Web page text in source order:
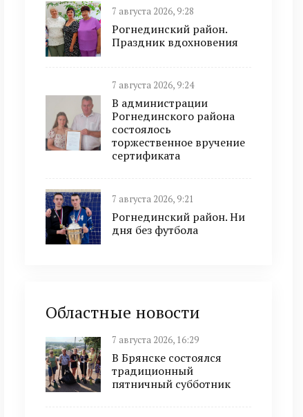
7 августа 2026, 9:28
Рогнединский район.
Праздник вдохновения
7 августа 2026, 9:24
В администрации
Рогнединского района
состоялось
торжественное вручение
сертификата
7 августа 2026, 9:21
Рогнединский район. Ни
дня без футбола
Областные новости
7 августа 2026, 16:29
В Брянске состоялся
традиционный
пятничный субботник